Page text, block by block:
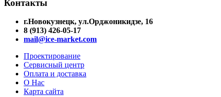
Контакты
г.Новокузнецк, ул.Орджоникидзе, 16
8 (913) 426-05-17
mail@ice-market.com
Проектирование
Сервисный центр
Оплата и доставка
О Нас
Карта сайта